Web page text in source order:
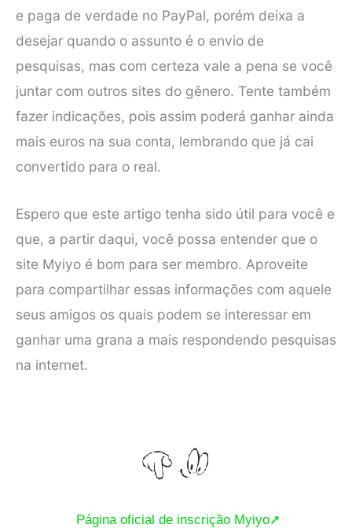
e paga de verdade no PayPal, porém deixa a
desejar quando o assunto é o envio de
pesquisas, mas com certeza vale a pena se você
juntar com outros sites do gênero. Tente também
fazer indicações, pois assim poderá ganhar ainda
mais euros na sua conta, lembrando que já cai
convertido para o real.
Espero que este artigo tenha sido útil para você e
que, a partir daqui, você possa entender que o
site Myiyo é bom para ser membro. Aproveite
para compartilhar essas informações com aquele
seus amigos os quais podem se interessar em
ganhar uma grana a mais respondendo pesquisas
na internet.
Página oficial de inscrição Myiyo➚